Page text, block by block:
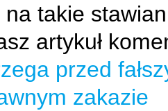
takie
artykuł
przed
zakazie